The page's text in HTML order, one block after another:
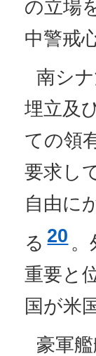
の立場
中警戒
南シ
埋立及
ての領
要求し
自由に
る 20
重要と
国が米
豪軍